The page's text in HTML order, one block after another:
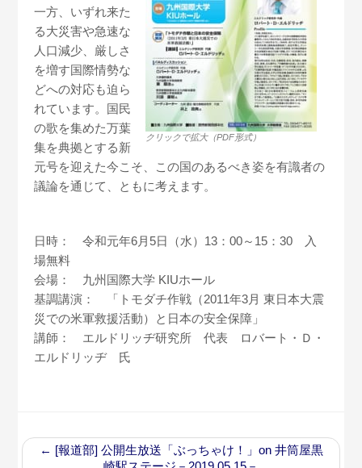
クリックで拡大（PDF形式）
一方、いずれ来た
る大災害や急速な
人口減少、厳しさ
を増す国際情勢な
どへの対応も迫ら
れています。国民
の歌を集めた万葉
集を典拠とする新
元号を迎えた今こそ、この国のあるべき姿を有識者の
議論を通じて、ともに考えます。
日時： 令和元年6月5日（水）13：00～15：30 入
場無料
会場： 九州国際大学 KIUホール
基調講演： 「トモダチ作戦（2011年3月 東日本大震
災での米軍救援活動）と日本の安全保障」
講師： エルドリッヂ研究所 代表 ロバート・Ｄ・
エルドリッヂ 氏
← [報道部] 公開生放送「ぶっちゃけ！」on 井筒屋黒